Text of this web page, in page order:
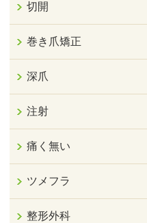
切開
巻き爪矯正
深爪
注射
痛く無い
ツメフラ
整形外科